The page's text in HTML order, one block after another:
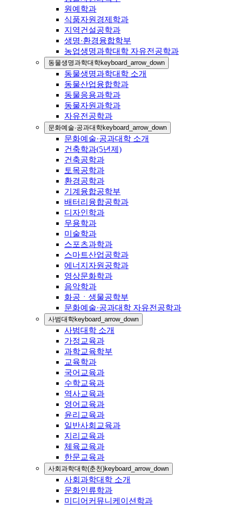
원예학과
식품자원경제학과
지역건설공학과
생명·환경융합학부
농업생명과학대학 자유전공학과
동물생명과학대학keyboard_arrow_down
동물생명과학대학 소개
동물산업융합학과
동물응용과학과
동물자원과학과
자유전공학과
문화예술·공과대학keyboard_arrow_down
문화예술·공과대학 소개
건축학과(5년제)
건축공학과
토목공학과
환경공학과
기계융합공학부
배터리융합공학과
디자인학과
무용학과
미술학과
스포츠과학과
스마트산업공학과
에너지자원공학과
영상문화학과
음악학과
화공ㆍ생물공학부
문화예술·공과대학 자유전공학과
사범대학keyboard_arrow_down
사범대학 소개
가정교육과
과학교육학부
교육학과
국어교육과
수학교육과
역사교육과
영어교육과
윤리교육과
일반사회교육과
지리교육과
체육교육과
한문교육과
사회과학대학(춘천)keyboard_arrow_down
사회과학대학 소개
문화인류학과
미디어커뮤니케이션학과